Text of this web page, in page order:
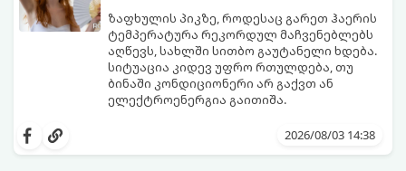
ზაფხულის პიკზე, როდესაც გარეთ ჰაერის
ტემპერატურა რეკორდულ მაჩვენებლებს
აღწევს, სახლში სითბო გაუტანელი ხდება.
სიტუაცია კიდევ უფრო რთულდება, თუ
ბინაში კონდიციონერი არ გაქვთ ან
ელექტროენერგია გაითიშა.
კანონები და გამოცდილი ყოფითი ხრიკები,
2026/08/03 14:38